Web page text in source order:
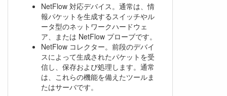
NetFlow 対応デバイス。通常は、情
報パケットを生成するスイッチやル
ータ型のネットワークハードウェ
ア、または NetFlow プローブです。
NetFlow コレクター。前段のデバイ
スによって生成されたパケットを受
信し、保存および処理します。通常
は、これらの機能を備えたツールま
たはサーバです。